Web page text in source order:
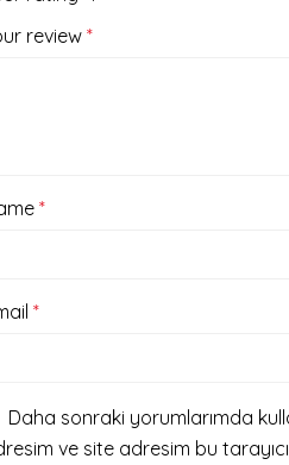
review *
*
*
Daha sonraki yorumlarımda
ve site adresim bu